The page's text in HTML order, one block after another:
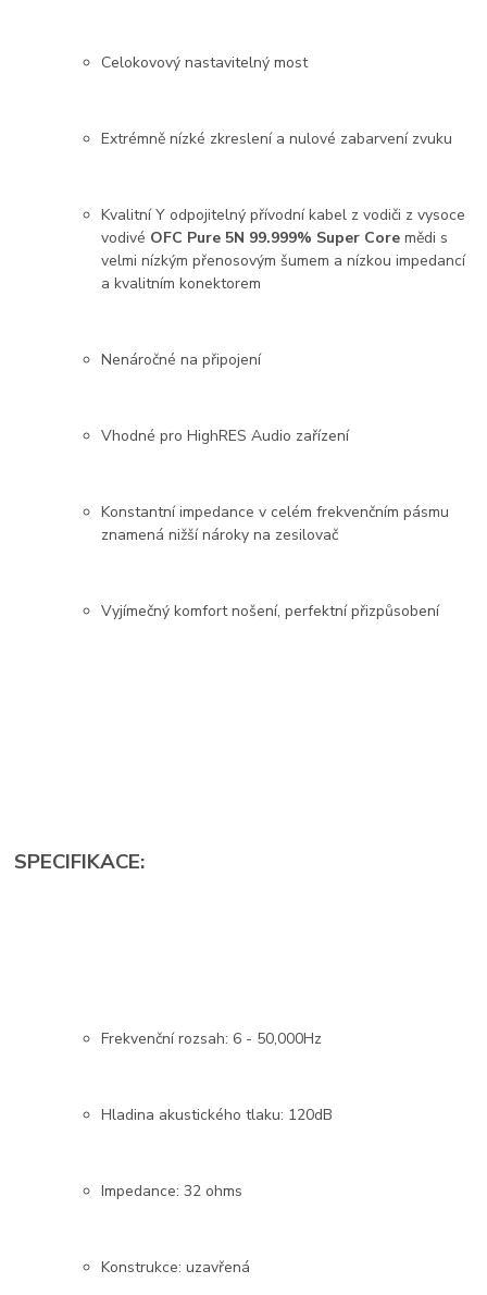
Celokovový nastavitelný most
Extrémně nízké zkreslení a nulové zabarvení zvuku
Kvalitní Y odpojitelný přívodní kabel z vodiči z vysoce
vodivé OFC Pure 5N 99.999% Super Coremědi s
velmi nízkým přenosovým šumem a nízkou impedancí
a kvalitním konektorem
Nenáročné na připojení
Vhodné pro HighRES Audio zařízení
Konstantní impedance v celém frekvenčním pásmu
znamená nižší nároky na zesilovač
Vyjímečný komfort nošení, perfektní přizpůsobení
SPECIFIKACE:
Frekvenční rozsah: 6 - 50,000Hz
Hladina akustického tlaku: 120dB
Impedance: 32 ohms
Konstrukce: uzavřená